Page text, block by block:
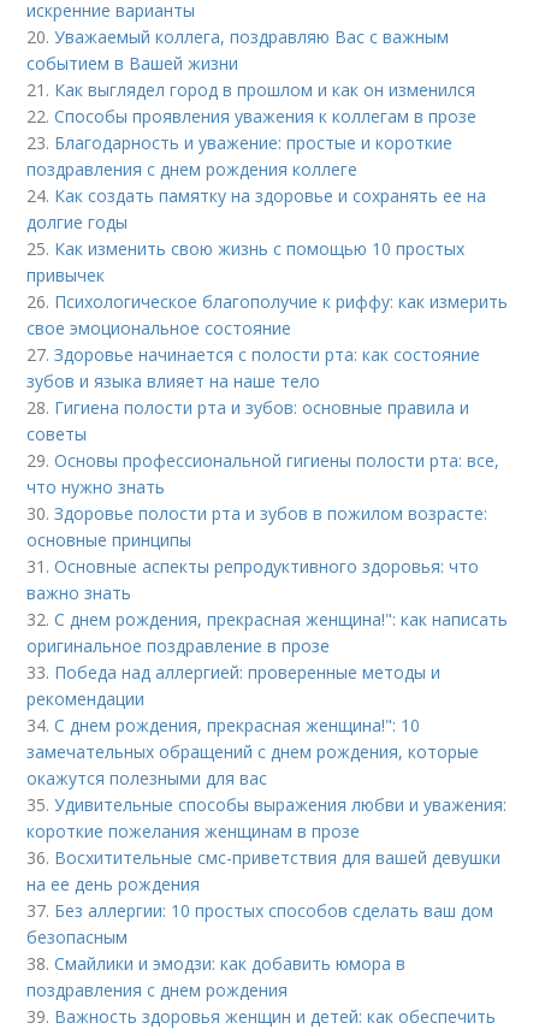
искренние варианты
20.Уважаемый коллега, поздравляю Вас с важным
событием в Вашей жизни
21. Как выглядел город в прошлом и как он изменился
22.Способы проявления уважения к коллегам в прозе
23. Благодарность и уважение: простые и короткие
поздравления с днем рождения коллеге
24. Как создать памятку на здоровье и сохранять ее на
долгие годы
25. Как изменить свою жизнь с помощью 10 простых
привычек
26. Психологическое благополучие к риффу: как измерить
свое эмоциональное состояние
27.Здоровье начинается с полости рта: как состояние
зубов и языка влияет на наше тело
28. Гигиена полости рта и зубов: основные правила и
советы
29.Основы профессиональной гигиены полости рта: все,
что нужно знать
30.Здоровье полости рта и зубов в пожилом возрасте:
основные принципы
31.Основные аспекты репродуктивного здоровья: что
важно знать
32.С днем рождения, прекрасная женщина!": как написать
оригинальное поздравление в прозе
33. Победа над аллергией: проверенные методы и
рекомендации
34.С днем рождения, прекрасная женщина!": 10
замечательных обращений с днем рождения, которые
окажутся полезными для вас
35.Удивительные способы выражения любви и уважения:
короткие пожелания женщинам в прозе
36. Восхитительные смс-приветствия для вашей девушки
на ее день рождения
37. Без аллергии: 10 простых способов сделать ваш дом
безопасным
38.Смайлики и эмодзи: как добавить юмора в
поздравления с днем рождения
39. Важность здоровья женщин и детей: как обеспечить